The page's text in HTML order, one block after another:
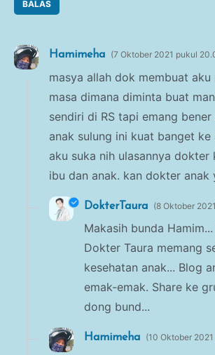
BALAS
Hamimeha 7 Oktober 2021 pukul
masya allah dok membuat aku
masa dimana diminta buat
sendiri di RS tapi emang
anak sulung ini kuat banget ke
aku suka nih ulasannya
ibu dan anak. kan dokter anak
DokterTaura 8 Oktober
Makasih bunda
Dokter Taura memang
kesehatan anak... Blog
emak-emak. Share ke
dong bund...
Hamimeha 10 Oktober